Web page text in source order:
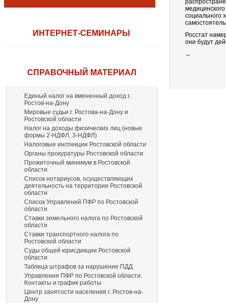
ИНТЕРНЕТ-СЕМИНАРЫ
СПРАВОЧНЫЙ МАТЕРИАЛ
Единый налог на вмененный доход г.
Ростов-на-Дону
Мировые судьи г. Ростова-на-Дону и
Ростовской области
Налог на доходы физических лиц (новые
формы 2-НДФЛ, 3-НДФЛ)
Налоговые инспекции Ростовской области
Органы прокуратуры Ростовской области
Прожиточный минимум в Ростовской
области
Список нотариусов, осуществляющих
деятельность на территории Ростовской
области
Список Управлений ПФР по Ростовской
области
Ставки земельного налога по Ростовской
области
Ставки транспортного налога по
Ростовской области
Суды общей юрисдикции Ростовской
области
Таблица штрафов за нарушение ПДД
Управления ПФР по Ростовской области.
Контакты и график работы
Центр занятости населения г. Ростов-на-
Дону
социального
Росстат
они будут
←